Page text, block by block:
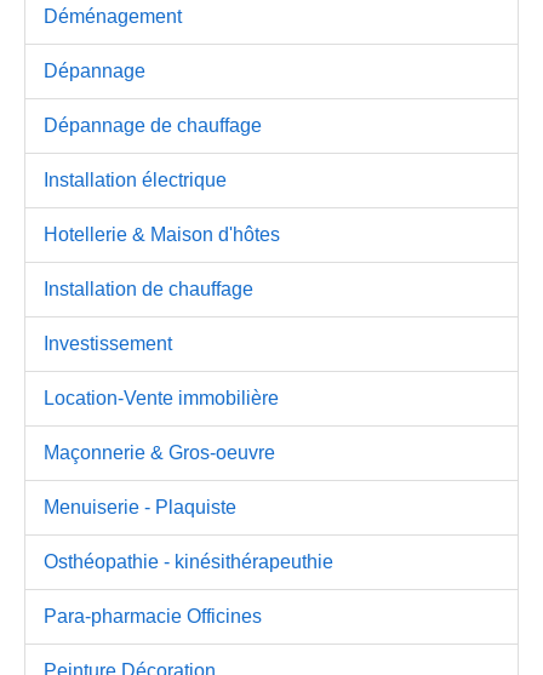
Déménagement
Dépannage
Dépannage de chauffage
Installation électrique
Hotellerie & Maison d'hôtes
Installation de chauffage
Investissement
Location-Vente immobilière
Maçonnerie & Gros-oeuvre
Menuiserie - Plaquiste
Osthéopathie - kinésithérapeuthie
Para-pharmacie Officines
Peinture Décoration